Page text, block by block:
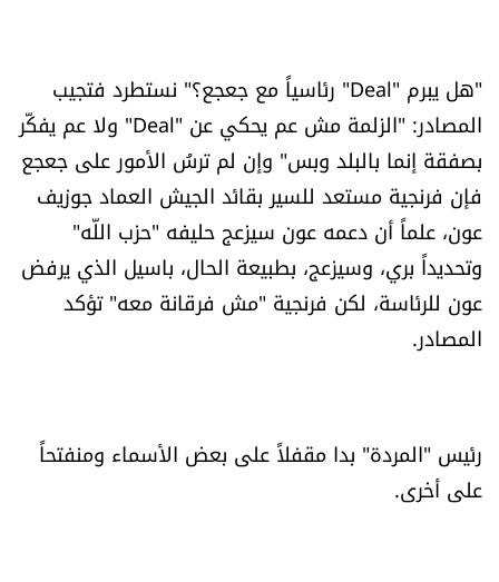
شروط الإشتراك
Digital solutions by
"هل يبرم "Deal" رئاسياً مع جعجع؟" نستطرد فتجيب
المصادر: "الزلمة مش عم يحكي عن "Deal" ولا عم يفكّر
بصفقة إنما بالبلد وبس" وإن لم ترسُ الأمور على جعجع
فإن فرنجية مستعد للسير بقائد الجيش العماد جوزيف
عون، علماً أن دعمه عون سيزعج حليفه "حزب اللّه"
وتحديداً بري، وسيزعج، بطبيعة الحال، باسيل الذي يرفض
عون للرئاسة، لكن فرنجية "مش فرقانة معه" تؤكد
المصادر.
رئيس "المردة" بدا مقفلاً على بعض الأسماء ومنفتحاً
على أخرى.